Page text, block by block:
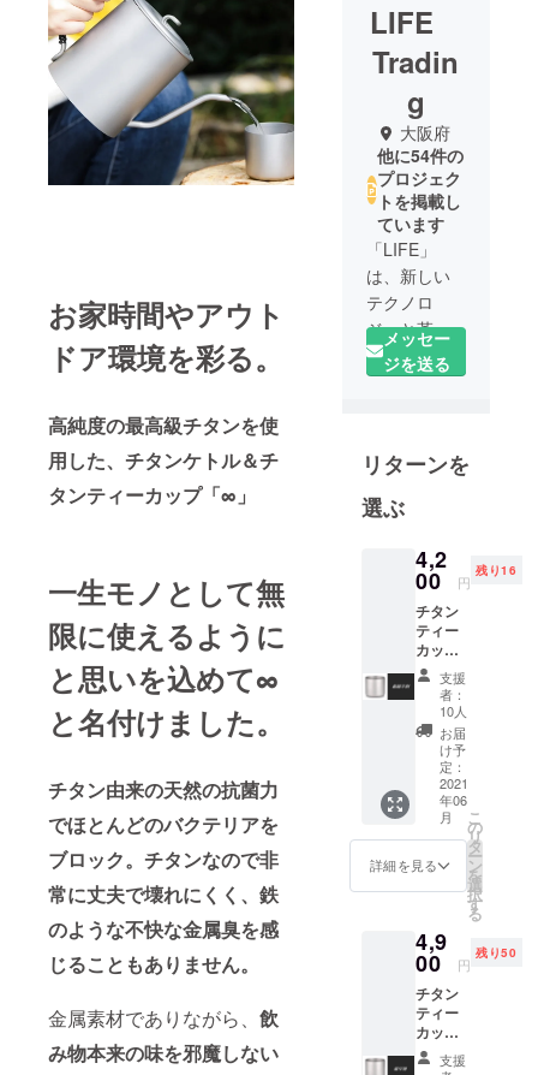
お家時間やアウト
ドア環境を彩る。
高純度の最高級チタンを使
用した、チタンケトル＆チ
タンティーカップ「∞」
一生モノとして無
限に使えるように
と思いを込めて∞
と名付けました。
チタン由来の天然の抗菌力
でほとんどのバクテリアを
ブロック。チタンなので非
常に丈夫で壊れにくく、鉄
のような不快な金属臭を感
じることもありません。
金属素材でありながら、 飲
み物本来の味を邪魔しない
LIFE
Tradin
g
大阪府
他に54件の
プロジェク
トを掲載し
ています
「LIFE」
は、新しい
テクノロ
ジーと革新
的な家電製
品の提供に
トアップ
す。チーム
品、工家電
製品、面白
く便利を追
求するよう
に構成され
ています。
チームの目
標は、高品
利」「面白
い」「革新
的」をお客
運営してお
ります。是
非私たちの
商品をその
手にお取り
ください。
メッセー
ジを送る
リターンを
選ぶ
4,2
00 円
残り16
チタン
ティー
カップ
「∞」
1個
【税・
送料
込】 25
名様限
定価格
【一般
販売予
定価格
の7000
円から
40％オ
デザイ
ン・仕
様は変
更にな
る可能
性もご
ざいま
支援
者：
10人
お届
け予
定：
2021
年06
月
詳細を見る
こ
の
リ
タ
ー
ン
を
選
択
す
る
4,9
00 円
残り50
チタン
ティー
カップ
「∞」
1個 支援